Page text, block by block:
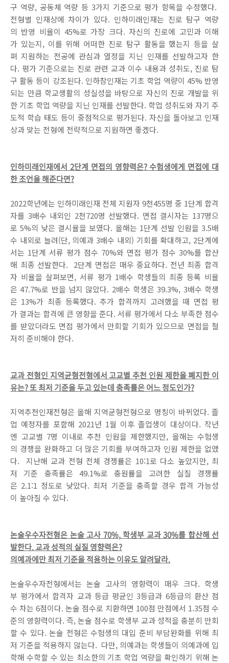
구 역량, 공동체 역량 등 3가지 기준으로 평가 항목을 수정했다.
전형별 인재상에 차이가 있다. 인하미래인재는 진로 탐구 역량
의 반영 비율이 45%로 가장 크다. 자신의 진로에 고민과 이해
가 있는지, 이를 위해 어떠한 진로 탐구 활동을 했는지 등을 살
펴 지원하는 전공에 관심과 열정을 지닌 인재를 선발하고자 한
다. 평가 기준으로는 진로 관련 교과 이수 내용과 성취도, 진로 탐
구 활동 등이 강조된다. 인하참인재는 기초 학업 역량이 45% 반영
되는 만큼 학교생활의 성실성을 바탕으로 자신의 진로 개발을 위
한 기초 학업 역량을 지닌 인재를 선발한다. 학업 성취도와 자기 주
도적 학습 태도 등이 중점적으로 평가된다. 자신을 돌아보고 인재
상과 맞는 전형에 전략적으로 지원하면 좋겠다.
인하미래인재에서 2단계 면접의 영향력은? 수험생에게 면접에 대
한 조언을 해준다면?
2022학년에는 인하미래인재 전체 지원자 9천455명 중 1단계 합격
자를 3배수 내외인 2천720명 선발했다. 면접 결시자는 137명으
로 5%의 낮은 결시율을 보였다. 올해는 1단계 선발 인원을 3.5배
수 내외로 늘려(단, 의예과 3배수 내외) 기회를 확대하고, 2단계에
서는 1단계 서류 평가 점수 70%와 면접 평가 점수 30%를 합산
해 최종 선발한다. 2단계 면접은 매우 중요하다. 전년 최종 합격
자 비율을 살펴보면, 서류 평가 1배수 학생들의 최종 등록 비율
은 47.7%로 반을 넘지 않았다. 2배수 학생은 39.3%, 3배수 학생
은 13%가 최종 등록했다. 추가 합격까지 고려했을 때 면접 평
가 결과는 합격에 큰 영향을 준다. 서류 평가에서 다소 부족한 점수
를 받았더라도 면접 평가에서 만회할 기회가 있으므로 면접을 철
저히 준비해야 한다.
교과 전형인 지역균형전형에서 고교별 추천 인원 제한을 폐지한 이
유는? 또 최저 기준을 두고 있는데 충족률은 어느 정도인가?
지역추천인재전형은 올해 지역균형전형으로 명칭이 바뀌었다. 졸
업 예정자를 포함해 2021년 1월 이후 졸업생이 대상이다. 작년
엔 고교별 7명 이내로 추천 인원을 제한했지만, 올해는 수험생
의 경쟁을 완화하고 더 많은 기회를 부여하고자 인원 제한을 없앴
다. 지난해 교과 전형 전체 경쟁률은 10:1로 다소 높았지만, 최
저 기준 충족률은 49.1%로 충원률을 고려한 실질 경쟁률
은 2.1:1 정도로 낮았다. 최저 기준을 충족할 경우 합격 가능성
이 높아질 수 있다.
논술우수자전형은 논술 고사 70%, 학생부 교과 30%를 합산해 선
발한다. 교과 성적의 실질 영향력은?
의예과에만 최저 기준을 적용하는 이유도 알려달라.
논술우수자전형에서는 논술 고사의 영향력이 매우 크다. 학생
부 평가에서 합격자 교과 등급 평균인 3등급과 6등급의 환산 점
수 차는 6점이다. 논술 점수로 치환하면 100점 만점에서 1.35점 수
준의 영향력이다. 즉, 논술 점수로 학생부 교과 성적을 충분히 만회
할 수 있다. 논술 전형은 수험생의 대입 준비 부담완화를 위해 최
저 기준을 적용하지 않는다. 다만, 의예과는 학생들이 의예과에 입
학해 수학할 수 있는 최소한의 기초 학업 역량을 확인하기 위해 논